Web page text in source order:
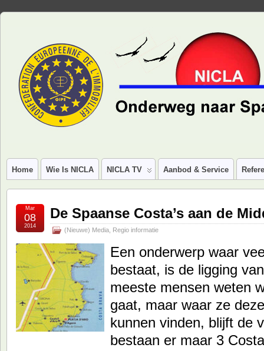
Home Wie Is NICLA NICLA TV Aanbod & Service
De Spaanse Costa’s aan de
(Nieuwe) Media Regio informatie
Mar
08
2014
Een onderwerp waar
bestaat, is de ligging
meeste mensen weten
gaat, maar waar ze
kunnen vinden, blijft de
bestaan er maar 3